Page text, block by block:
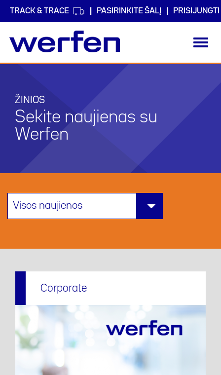
TRACK & TRACE PASIRINKITE ŠALĮ PRISIJUNGTI
turinįŽINIOS
Sekite naujienas su
Werfen
Corporate